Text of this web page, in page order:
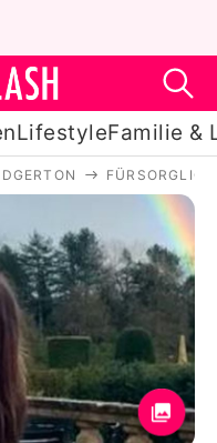
LifestyleFamilie &